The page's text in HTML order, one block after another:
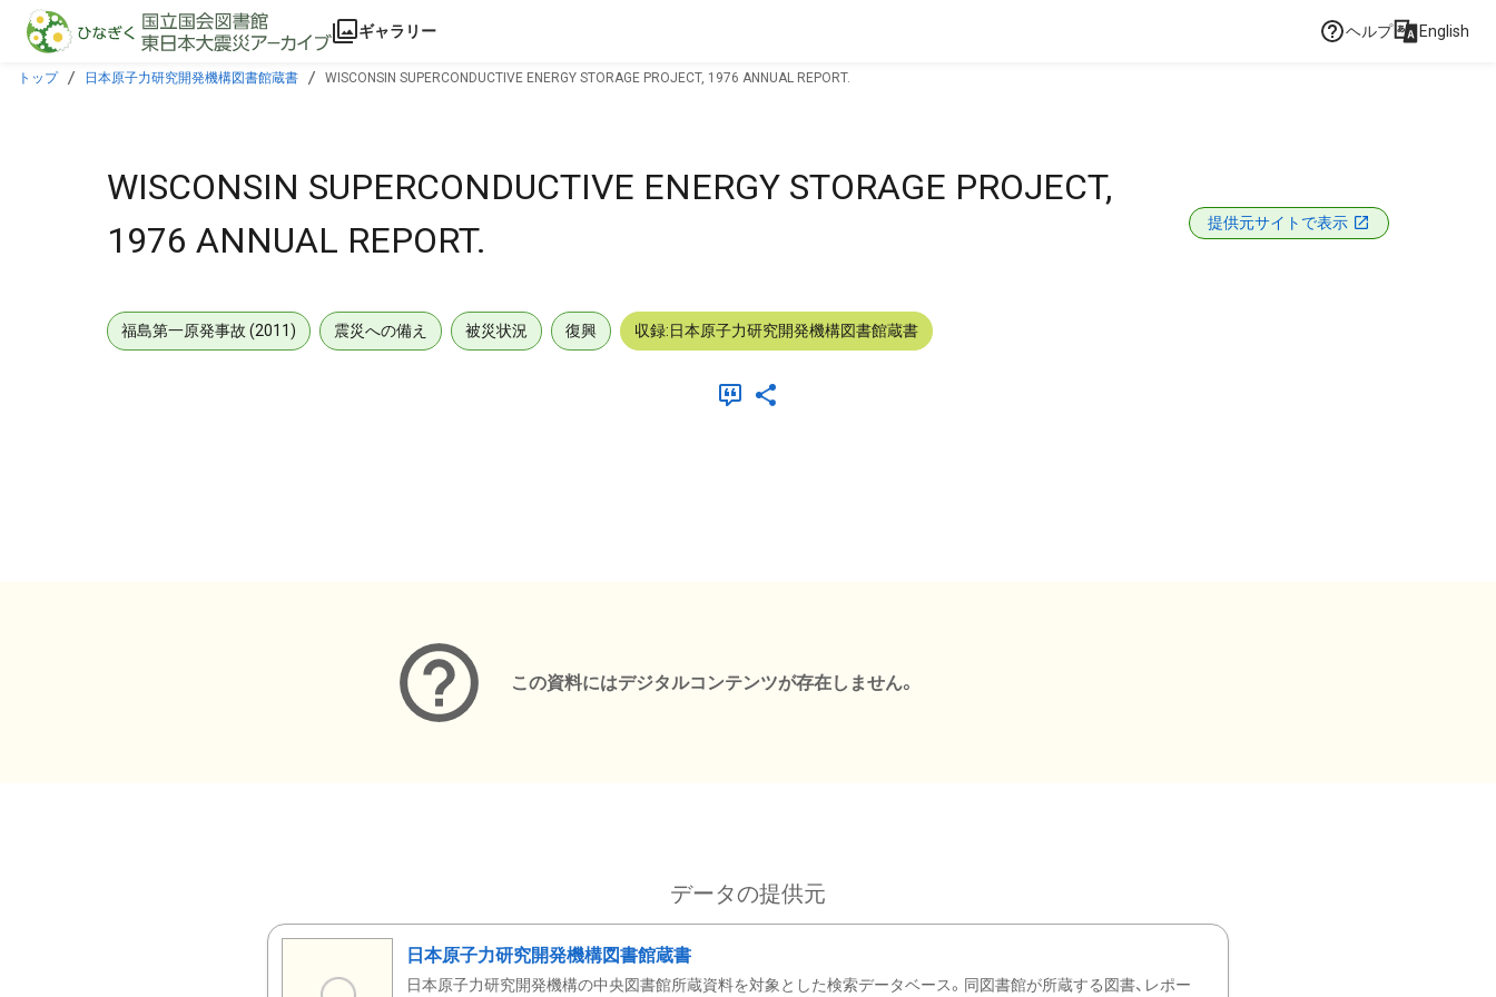
本文に飛ぶ
ギャラリー ヘルプ English
トップ 日本原子力研究開発機構図書館蔵書 WISCONSIN SUPERCONDUCTIVE ENERGY STORAGE PROJECT, 1976 ANNUAL REPORT.
WISCONSIN SUPERCONDUCTIVE ENERGY STORAGE PROJECT,
1976 ANNUAL REPORT.
提供元サイトで表示
福島第一原発事故 (2011) 震災への備え 被災状況 復興 収録:日本原子力研究開発機構図書館蔵書
この資料にはデジタルコンテンツが存在しません。
データの提供元
日本原子力研究開発機構図書館蔵書
日本原子力研究開発機構の中央図書館所蔵資料を対象とした検索データベース。同図書館が所蔵する図書、レポー